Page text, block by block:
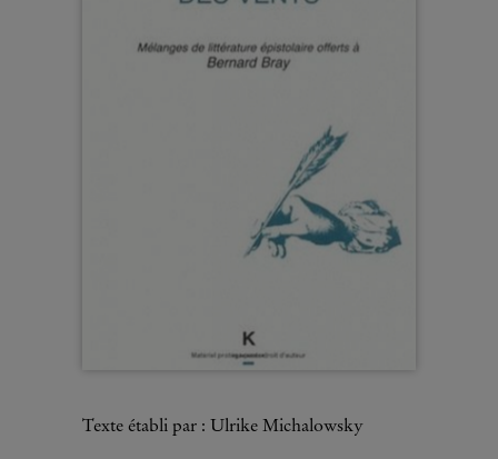
Texte établi par : Ulrike Michalowsky